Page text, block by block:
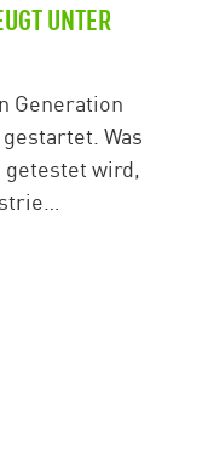
UNTER
Generation
Was
wird,